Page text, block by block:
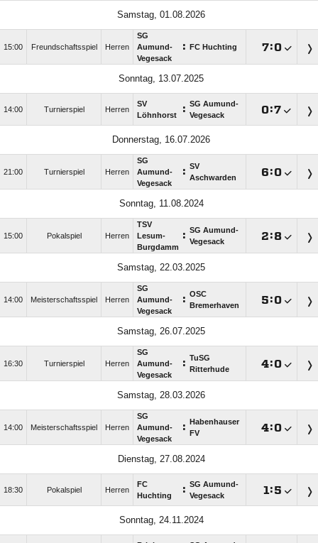
Samstag, 01.08.2026
15:00 Freundschaftsspiel Herren
SG
Aumund-
Vegesack
: FC Huchting :
Sonntag, 13.07.2025
14:00 Turnierspiel Herren
SV
Löhnhorst
: SG Aumund-
Vegesack
:
Donnerstag, 16.07.2026
21:00 Turnierspiel Herren
SG
Aumund-
Vegesack
: SV
Aschwarden
:
Sonntag, 11.08.2024
15:00 Pokalspiel Herren
TSV
Lesum-
Burgdamm
: SG Aumund-
Vegesack
:
Samstag, 22.03.2025
14:00 Meisterschaftsspiel Herren
SG
Aumund-
Vegesack
: OSC
Bremerhaven
:
Samstag, 26.07.2025
16:30 Turnierspiel Herren
SG
Aumund-
Vegesack
: TuSG
Ritterhude
:
Samstag, 28.03.2026
14:00 Meisterschaftsspiel Herren
SG
Aumund-
Vegesack
:
Habenhauser
FV
:
Dienstag, 27.08.2024
18:30 Pokalspiel Herren
FC
Huchting
: SG Aumund-
Vegesack
:
Sonntag, 24.11.2024